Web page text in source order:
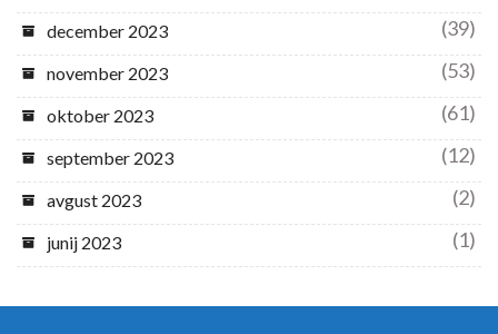
december 2023 (39)
november 2023 (53)
oktober 2023 (61)
september 2023 (12)
avgust 2023 (2)
junij 2023 (1)